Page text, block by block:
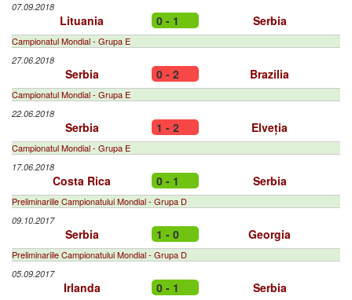
07.09.2018
Lituania 0 - 1 Serbia
Campionatul Mondial - Grupa E
27.06.2018
Serbia 0 - 2 Brazilia
Campionatul Mondial - Grupa E
22.06.2018
Serbia 1 - 2 Elveția
Campionatul Mondial - Grupa E
17.06.2018
Costa Rica 0 - 1 Serbia
Preliminariile Campionatului Mondial - Grupa D
09.10.2017
Serbia 1 - 0 Georgia
Preliminariile Campionatului Mondial - Grupa D
05.09.2017
Irlanda 0 - 1 Serbia